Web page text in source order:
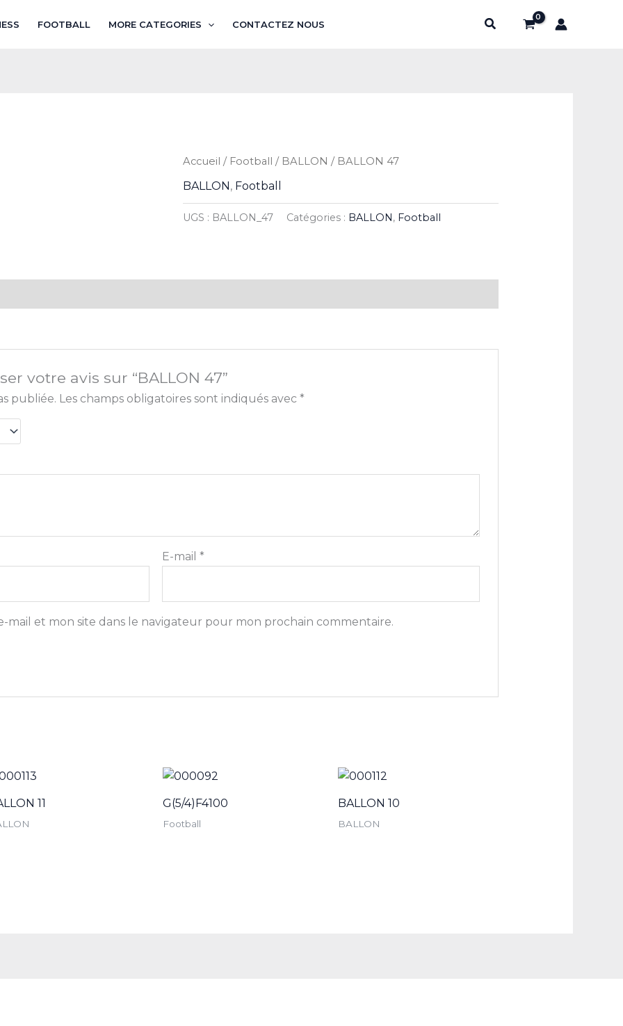
FOOTBALL MORE CATEGORIES CONTACTEZ NOUS Rechercher
Accueil / Football / BALLON / BALLON 47
BALLON , Football
UGS : BALLON_47 Catégories : BALLON , Football
votre avis sur “BALLON 47”
publiée. Les champs obligatoires sont indiqués avec*
E-mail*
mail et mon site dans le navigateur pour mon prochain commentaire.
11 G(5/4)F4100
Football
BALLON 10
BALLON